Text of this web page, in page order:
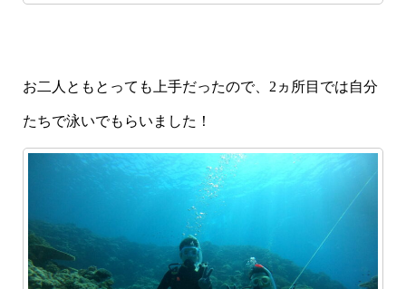
お二人ともとっても上手だったので、2ヵ所目では自分
たちで泳いでもらいました！